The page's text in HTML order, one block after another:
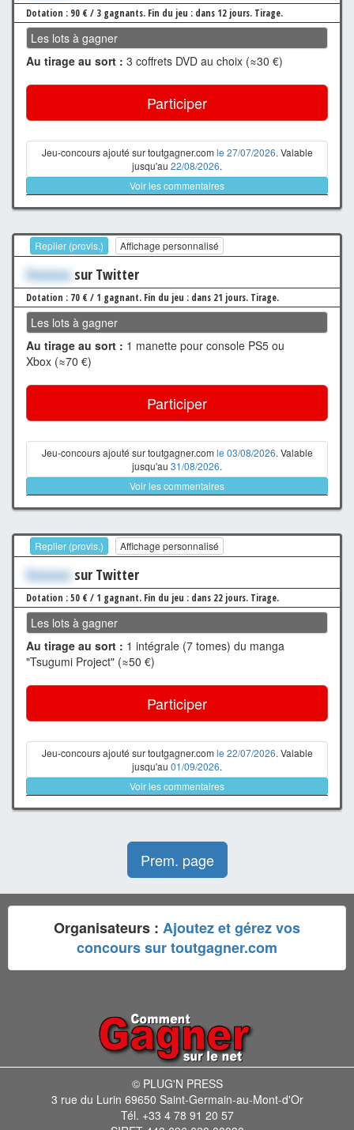
Dotation : 90 € / 3 gagnants. Fin du jeu : dans 12 jours. Tirage.
Les lots à gagner
Au tirage au sort : 3 coffrets DVD au choix (≈30 €)
Participer
Jeu-concours ajouté sur toutgagner.com le 27/07/2026. Valable
jusqu'au 22/08/2026.
Voir les commentaires
Replier (provis.) Affichage personnalisé
Xxxxxxx sur Twitter
Dotation : 70 € / 1 gagnant. Fin du jeu : dans 21 jours. Tirage.
Les lots à gagner
Au tirage au sort : 1 manette pour console PS5 ou
Xbox (≈70 €)
Participer
Jeu-concours ajouté sur toutgagner.com le 03/08/2026. Valable
jusqu'au 31/08/2026.
Voir les commentaires
Replier (provis.) Affichage personnalisé
Xxxxxxx sur Twitter
Dotation : 50 € / 1 gagnant. Fin du jeu : dans 22 jours. Tirage.
Les lots à gagner
Au tirage au sort : 1 intégrale (7 tomes) du manga
"Tsugumi Project" (≈50 €)
Participer
Jeu-concours ajouté sur toutgagner.com le 22/07/2026. Valable
jusqu'au 01/09/2026.
Voir les commentaires
Prem. page
Organisateurs : Ajoutez et gérez vos
concours sur toutgagner.com
© PLUG'N PRESS
3 rue du Lurin 69650 Saint-Germain-au-Mont-d'Or
Tél. +33 4 78 91 20 57